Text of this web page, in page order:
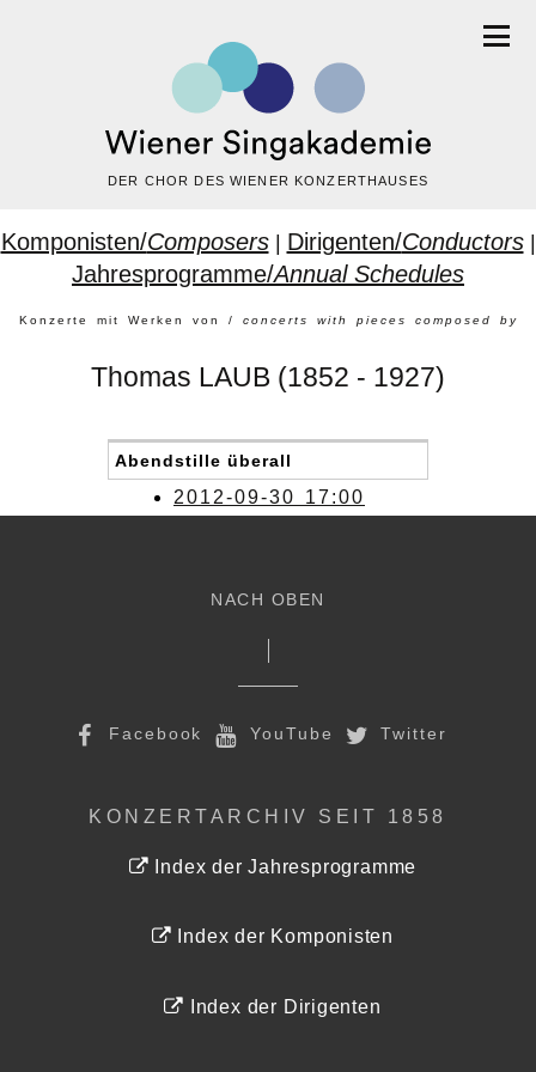
DER CHOR DES WIENER KONZERTHAUSES
Komponisten/Composers| Dirigenten/Conductors|
Jahresprogramme/Annual Schedules
Konzerte mit Werken von / concerts with pieces composed by
Thomas LAUB (1852 - 1927)
Abendstille überall
2012-09-30 17:00
NACH OBEN
Facebook YouTube Twitter
KONZERTARCHIV SEIT 1858
Index der Jahresprogramme
Index der Komponisten
Index der Dirigenten